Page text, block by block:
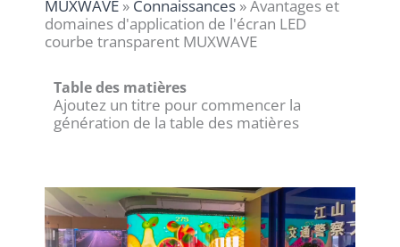
MUXWAVE » Connaissances »Avantages et
domaines d'application de l'écran LED
courbe transparent MUXWAVE
Table des matières
Ajoutez un titre pour commencer la
génération de la table des matières